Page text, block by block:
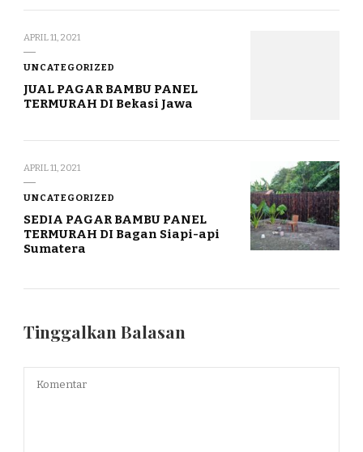
APRIL 11, 2021
UNCATEGORIZED
JUAL PAGAR BAMBU PANEL
TERMURAH DI Bekasi Jawa
APRIL 11, 2021
UNCATEGORIZED
SEDIA PAGAR BAMBU PANEL
TERMURAH DI Bagan Siapi-api
Sumatera
Tinggalkan Balasan